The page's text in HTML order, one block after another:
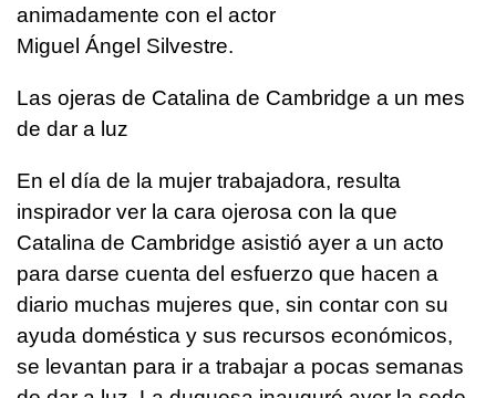
animadamente con el actor
Miguel Ángel Silvestre.
Las ojeras de Catalina de Cambridge a un mes
de dar a luz
En el día de la mujer trabajadora, resulta
inspirador ver la cara ojerosa con la que
Catalina de Cambridge asistió ayer a un acto
para darse cuenta del esfuerzo que hacen a
diario muchas mujeres que, sin contar con su
ayuda doméstica y sus recursos económicos,
se levantan para ir a trabajar a pocas semanas